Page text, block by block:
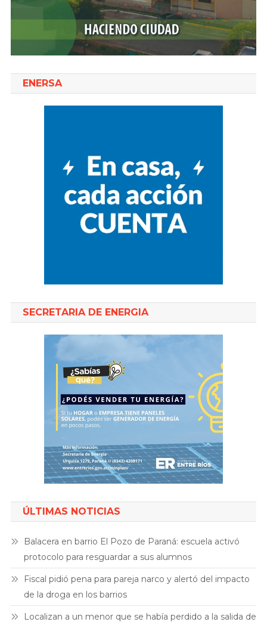
ENERSA
SECRETARIA DE ENERGIA
ÚLTIMAS NOTICIAS
Balacera en barrio El Pozo de Paraná: escuela activó
protocolo para resguardar a sus alumnos
Fiscal pidió pena para pareja narco y alertó del impacto
de la droga en los barrios
Localizan a un menor que se había perdido a la salida de